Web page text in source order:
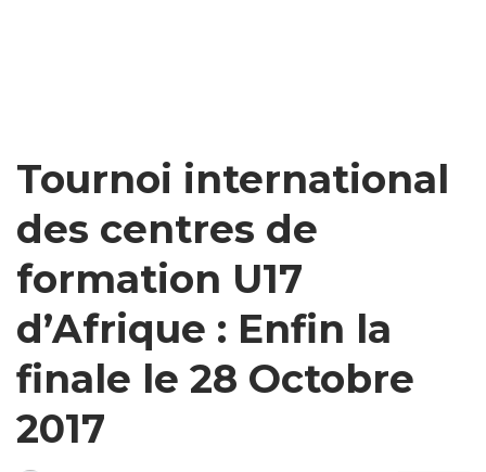
Tournoi international
des centres de
formation U17
d’Afrique : Enfin la
finale le 28 Octobre
2017